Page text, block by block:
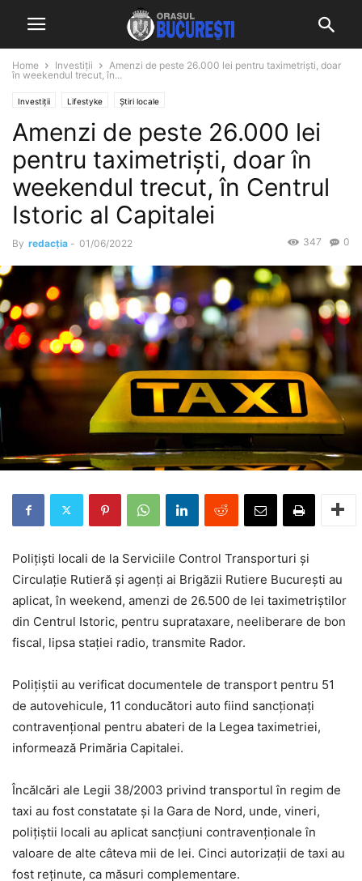
Home Investiții
Amenzi de peste 26.000 lei pentru taximetriști, doar
în weekendul trecut, în...
Investiții Lifestyke Știri locale
Amenzi de peste 26.000 lei
pentru taximetriști, doar în
weekendul trecut, în Centrul
Istoric al Capitalei
By redacția - 01/06/2022 0
347
Poliţişti locali de la Serviciile Control Transporturi şi
Circulaţie Rutieră şi agenţi ai Brigăzii Rutiere Bucureşti au
aplicat, în weekend, amenzi de 26.500 de lei taximetriştilor
din Centrul Istoric, pentru suprataxare, neeliberare de bon
fiscal, lipsa staţiei radio, transmite Rador.
Poliţiştii au verificat documentele de transport pentru 51
de autovehicule, 11 conducători auto fiind sancţionaţi
contravenţional pentru abateri de la Legea taximetriei,
informează Primăria Capitalei.
Încălcări ale Legii 38/2003 privind transportul în regim de
taxi au fost constatate şi la Gara de Nord, unde, vineri,
poliţiştii locali au aplicat sancţiuni contravenţionale în
valoare de alte câteva mii de lei. Cinci autorizaţii de taxi au
fost reţinute, ca măsuri complementare.